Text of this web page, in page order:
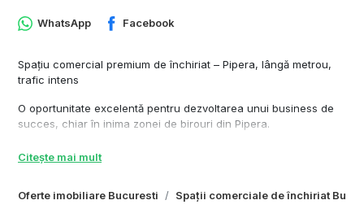
Oferte imobiliare Bucuresti Spații comerciale de închiriat
WhatsApp Facebook
Spațiu comercial premium de închiriat – Pipera, lângă metrou,
trafic intens
O oportunitate excelentă pentru dezvoltarea unui business de
succes, chiar în inima zonei de birouri din Pipera.
Spațiul are o suprafață utilă de 73,94 mp, la care se adaugă o
terasă generoasă de 67,79 mp, perfectă pentru extinderea
Terasa este deschisă, dar oferă posibilitatea acoperirii cu
Citește mai mult